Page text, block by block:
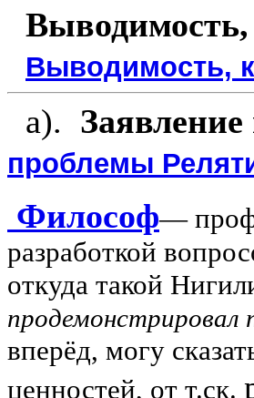
Выводимость,
Выводимость,
а).
проблемы
Философ—
разработкой
откуда такой
вперёд, могу
ценностей, от т.ск.